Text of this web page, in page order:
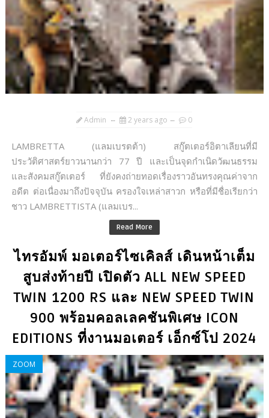
Admin 2 years ago 0
LAMBRETTA (แลมเบรตต้า) สกู๊ตเตอร์อิตาเลียนที่มี
ประวัติศาสตร์ยาวนานกว่า 77 ปี และเป็นจุดกำเนิดวัฒนธรรม
และสังคมสกู๊ตเตอร์ ที่ยังคงถ่ายทอดเรื่องราวอันทรงคุณค่าจาก
อดีต ต่อเนื่องมาถึงปัจจุบัน ครองใจเหล่าสาวก หรือที่มีชื่อเรียกว่า
ชาว LAMBRETTISTA (แลมเบร...
Read More
ไทรอัมพ์ มอเตอร์ไซเคิลส์ เดินหน้าเต็ม
สูบส่งท้ายปี เปิดตัว ALL NEW SPEED
TWIN 1200 RS และ NEW SPEED TWIN
900 พร้อมคอลเลคชันพิเศษ ICON
EDITIONS ที่งานมอเตอร์ เอ็กซ์โป 2024
ZOOM